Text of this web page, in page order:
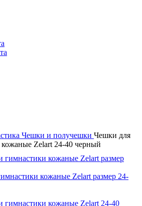
Чешки и получешки Чешки для
Zelart 24-40 черный
кожаные Zelart размер 24-